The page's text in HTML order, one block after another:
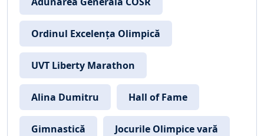
Ordinul Excelența Olimpică
UVT Liberty Marathon
Alina Dumitru Hall of Fame
Gimnastică Jocurile Olimpice vară